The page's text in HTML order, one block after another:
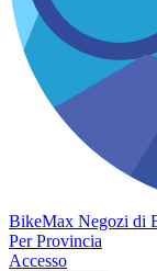
BikeMax Negozi di
Per Provincia
Accesso